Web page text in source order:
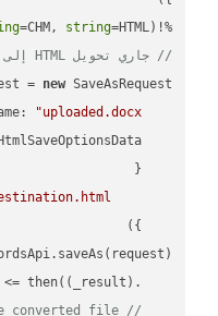
%!(EXTRA
=CHM, string=HTML)
// جاري تحويل HTML إلى PDF
= new
: "uploaded.docx"
    .then(
( _result ) =>
// deal with the converted file